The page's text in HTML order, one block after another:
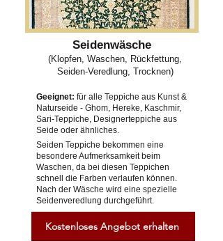
Seidenwäsche
(Klopfen, Waschen, Rückfettung,
Seiden-Veredlung, Trocknen)
Geeignet: für alle Teppiche aus Kunst &
Naturseide - Ghom, Hereke, Kaschmir,
Sari-Teppiche, Designerteppiche aus
Seide oder ähnliches.
Seiden Teppiche bekommen eine
besondere Aufmerksamkeit beim
Waschen, da bei diesen Teppichen
schnell die Farben verlaufen können.
Nach der Wäsche wird eine spezielle
Seidenveredlung durchgeführt.
Kostenloses Angebot erhalten